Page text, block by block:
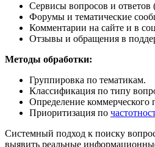
Сервисы вопросов и
Форумы и тематические
Комментарии на сайте и в
Отзывы и обращения в
Методы обработки:
Группировка по тематикам.
Классификация по типу
Определение коммерческого
Приоритизация по
Системный подход к поиску
выявить реальные